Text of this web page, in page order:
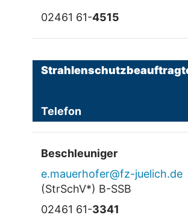
02461 61-4515
Telefon
Beschleuniger
e.mauerhofer@fz-juelich.de
(StrSchV*) B-SSB
02461 61-3341